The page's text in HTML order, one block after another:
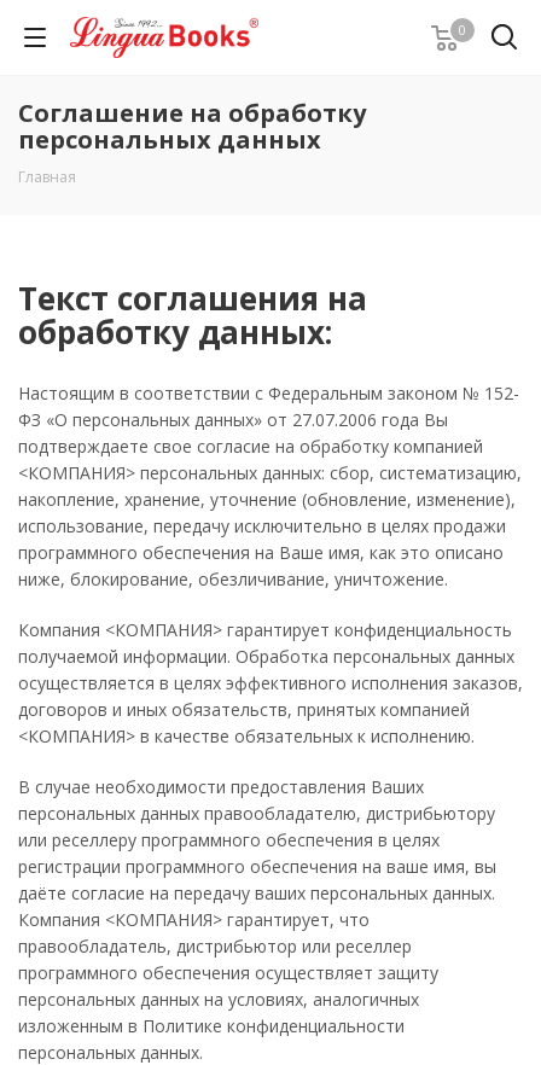
0
Соглашение на обработку
персональных данных
Главная
Текст соглашения на
обработку данных:
Настоящим в соответствии с Федеральным законом № 152-
ФЗ «О персональных данных» от 27.07.2006 года Вы
подтверждаете свое согласие на обработку компанией
<КОМПАНИЯ> персональных данных: сбор, систематизацию,
накопление, хранение, уточнение (обновление, изменение),
использование, передачу исключительно в целях продажи
программного обеспечения на Ваше имя, как это описано
ниже, блокирование, обезличивание, уничтожение.
Компания <КОМПАНИЯ> гарантирует конфиденциальность
получаемой информации. Обработка персональных данных
осуществляется в целях эффективного исполнения заказов,
договоров и иных обязательств, принятых компанией
<КОМПАНИЯ> в качестве обязательных к исполнению.
В случае необходимости предоставления Ваших
персональных данных правообладателю, дистрибьютору
или реселлеру программного обеспечения в целях
регистрации программного обеспечения на ваше имя, вы
даёте согласие на передачу ваших персональных данных.
Компания <КОМПАНИЯ> гарантирует, что
правообладатель, дистрибьютор или реселлер
программного обеспечения осуществляет защиту
персональных данных на условиях, аналогичных
изложенным в Политике конфиденциальности
персональных данных.